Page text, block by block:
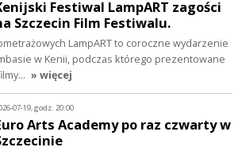
Festiwal LampART zagości
Szczecin Film Festiwalu.
LampART to coroczne wydarzenie
w Kenii, podczas którego prezentowane
» więcej
07-19, godz. 20:00
Arts Academy po raz czwarty w